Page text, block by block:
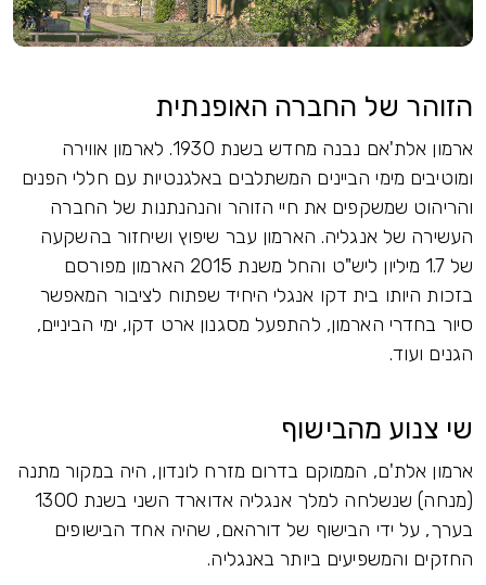
הזוהר של החברה האופנתית
ארמון אלת'אם נבנה מחדש בשנת 1930. לארמון אווירה
ומוטיבים מימי הביינים המשתלבים באלגנטיות עם חללי הפנים
והריהוט שמשקפים את חיי הזוהר והנהנתנות של החברה
העשירה של אנגליה. הארמון עבר שיפוץ ושיחזור בהשקעה
של 1.7 מיליון ליש"ט והחל משנת 2015 הארמון מפורסם
בזכות היותו בית דקו אנגלי היחיד שפתוח לציבור המאפשר
סיור בחדרי הארמון, להתפעל מסגנון ארט דקו, ימי הביניים,
הגנים ועוד.
שי צנוע מהבישוף
ארמון אלת'ם, הממוקם בדרום מזרח לונדון, היה במקור מתנה
(מנחה) שנשלחה למלך אנגליה אדוארד השני בשנת 1300
בערך, על ידי הבישוף של דורהאם, שהיה אחד הבישופים
החזקים והמשפיעים ביותר באנגליה.